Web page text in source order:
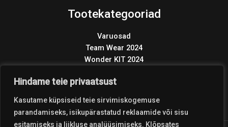
Hindame teie privaatsust
Kasutame küpsiseid teie sirvimiskogemuse
parandamiseks, isikupärastatud reklaamide või sisu
esitamiseks ja liikluse analüüsimiseks. Klõpsates
Tootekategooriad
Varuosad
Team Wear 2024
Wonder KIT 2024
search